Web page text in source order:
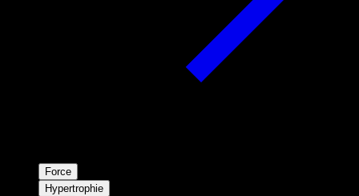
Force
Hypertrophie